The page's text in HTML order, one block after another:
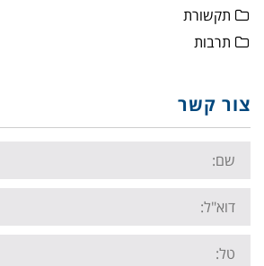
תקשורת
תרבות
צור קשר
Name:
Email:
Tel: